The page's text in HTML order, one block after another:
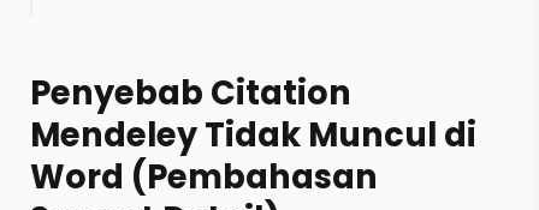
Penyebab Citation
Mendeley Tidak Muncul di
Word (Pembahasan